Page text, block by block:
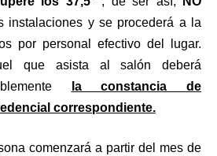
instalaciones y se procederá a la
por personal efectivo del lugar.
que asista al salón deberá
la constancia de
correspondiente.
comenzará a partir del mes de